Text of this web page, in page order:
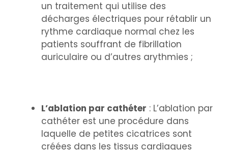
un traitement qui utilise des
décharges électriques pour rétablir un
rythme cardiaque normal chez les
patients souffrant de fibrillation
auriculaire ou d’autres arythmies ;
L’ablation par cathéter : L’ablation par
cathéter est une procédure dans
laquelle de petites cicatrices sont
créées dans les tissus cardiaques